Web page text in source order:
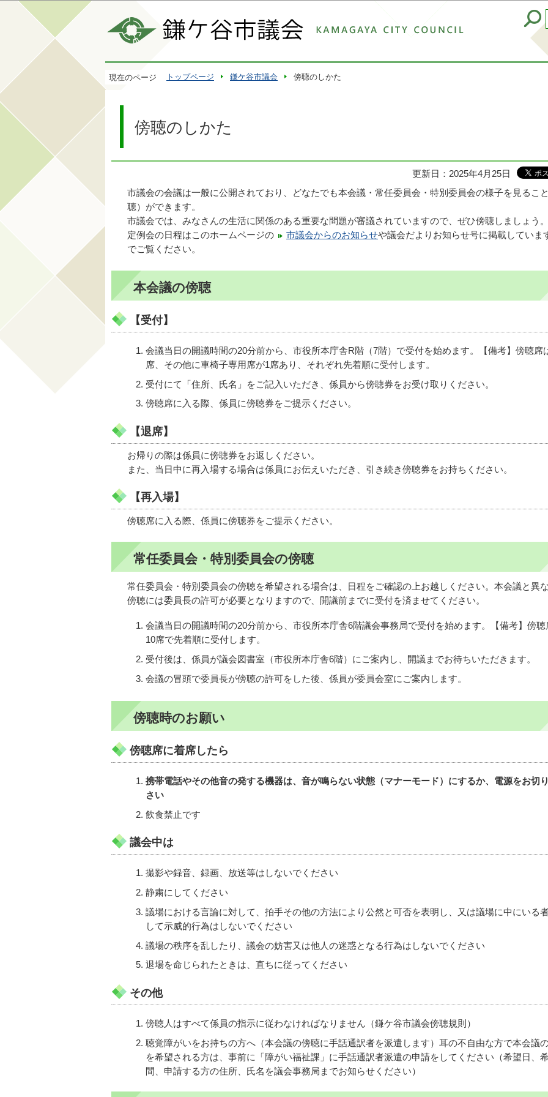
現在のページ トップページ 鎌ケ谷市議会 傍聴のしかた
傍聴のしかた
更新日：2025年4月25日
市議会の会議は一般に公開されており、どなたでも本会議・常任委員会・特別委員会の様子を見るこ
聴）ができます。
市議会では、みなさんの生活に関係のある重要な問題が審議されていますので、ぜひ傍聴しましょう。
定例会の日程はこのホームページの
市議会からのお知らせや議会だよりお知らせ号に掲載していま
でご覧ください。
本会議の傍聴
【受付】
会議当日の開議時間の20分前から、市役所本庁舎R階（7階）で受付を始めます。【備考】傍聴席
席、その他に車椅子専用席が1席あり、それぞれ先着順に受付します。
受付にて「住所、氏名」をご記入いただき、係員から傍聴券をお受け取りください。
傍聴席に入る際、係員に傍聴券をご提示ください。
【退席】
お帰りの際は係員に傍聴券をお返しください。
また、当日中に再入場する場合は係員にお伝えいただき、引き続き傍聴券をお持ちください。
【再入場】
傍聴席に入る際、係員に傍聴券をご提示ください。
常任委員会・特別委員会の傍聴
常任委員会・特別委員会の傍聴を希望される場合は、日程をご確認の上お越しください。本会議と異な
傍聴には委員長の許可が必要となりますので、開議前までに受付を済ませてください。
会議当日の開議時間の20分前から、市役所本庁舎6階議会事務局で受付を始めます。【備考】傍聴
10席で先着順に受付します。
受付後は、係員が議会図書室（市役所本庁舎6階）にご案内し、開議までお待ちいただきます。
会議の冒頭で委員長が傍聴の許可をした後、係員が委員会室にご案内します。
傍聴時のお願い
傍聴席に着席したら
携帯電話やその他音の発する機器は、音が鳴らない状態（マナーモード）にするか、電源をお切
さい
飲食禁止です
議会中は
撮影や録音、録画、放送等はしないでください
静粛にしてください
議場における言論に対して、拍手その他の方法により公然と可否を表明し、又は議場に中にいる
して示威的行為はしないでください
議場の秩序を乱したり、議会の妨害又は他人の迷惑となる行為はしないでください
退場を命じられたときは、直ちに従ってください
その他
傍聴人はすべて係員の指示に従わなければなりません（鎌ケ谷市議会傍聴規則）
聴覚障がいをお持ちの方へ（本会議の傍聴に手話通訳者を派遣します）耳の不自由な方で本会議
を希望される方は、事前に「障がい福祉課」に手話通訳者派遣の申請をしてください（希望日、
間、申請する方の住所、氏名を議会事務局までお知らせください）